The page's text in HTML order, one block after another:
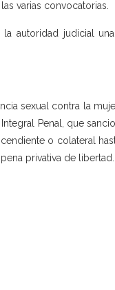
varias convocatorias.
autoridad judicial
sexual contra la
Penal, que
o colateral
privativa de libertad.